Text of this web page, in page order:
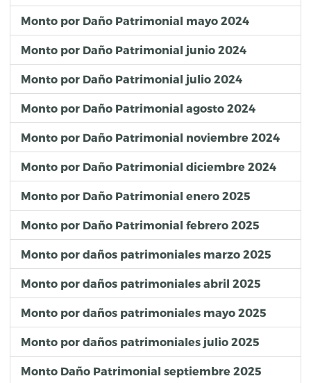
Monto por Daño Patrimonial mayo 2024
Monto por Daño Patrimonial junio 2024
Monto por Daño Patrimonial julio 2024
Monto por Daño Patrimonial agosto 2024
Monto por Daño Patrimonial noviembre 2024
Monto por Daño Patrimonial diciembre 2024
Monto por Daño Patrimonial enero 2025
Monto por Daño Patrimonial febrero 2025
Monto por daños patrimoniales marzo 2025
Monto por daños patrimoniales abril 2025
Monto por daños patrimoniales mayo 2025
Monto por daños patrimoniales julio 2025
Monto Daño Patrimonial septiembre 2025